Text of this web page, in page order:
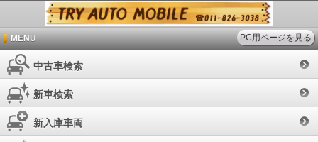
MENU PC用ページを見る
中古車検索
新車検索
新入庫車両